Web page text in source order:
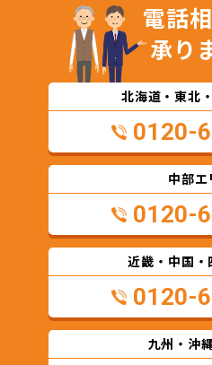
電話
承り
北海道・東北
0120-
中部エ
0120-
近畿・中国・
0120-
九州・沖